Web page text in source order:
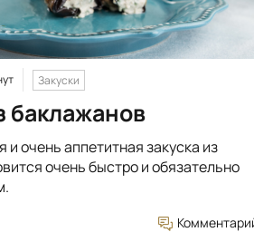
Закуски
баклажанов
и очень аппетитная закуска из
очень быстро и обязательно